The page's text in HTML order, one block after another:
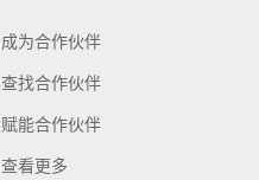
成为合作伙伴
查找合作伙伴
赋能合作伙伴
查看更多